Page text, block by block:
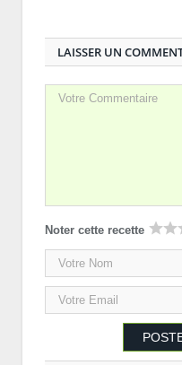
LAISSER UN
Noter cette recette